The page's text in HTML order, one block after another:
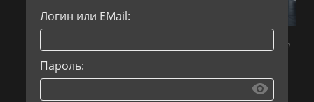
🧘 Бумага исторически была лакомым кусочком для
инвесторов, но последние пару лет она превратилась в тест
Логин или EMail:
Пароль: